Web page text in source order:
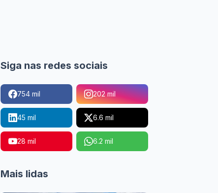
Siga nas redes sociais
754 mil 202 mil
45 mil 6.6 mil
28 mil 6.2 mil
Mais lidas